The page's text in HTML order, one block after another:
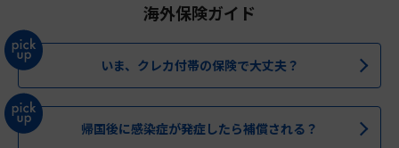
海外保険ガイド
いま、クレカ付帯の保険で大丈夫？
帰国後に感染症が発症したら補償される？